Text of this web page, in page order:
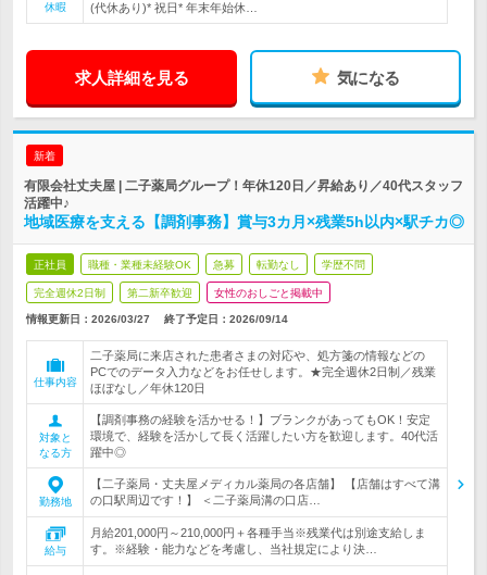
休暇
(代休あり)* 祝日* 年末年始休…
求人詳細を見る 気になる
新着
有限会社丈夫屋 | 二子薬局グループ！年休120日／昇給あり／40代スタッフ
活躍中♪
地域医療を支える【調剤事務】賞与3カ月×残業5h以内×駅チカ◎
正社員 職種・業種未経験OK 急募 転勤なし 学歴不問
完全週休2日制 第二新卒歓迎 女性のおしごと掲載中
情報更新日：2026/03/27 終了予定日： 2026/09/14
仕事内容
二子薬局に来店された患者さまの対応や、処方箋の情報などの
PCでのデータ入力などをお任せします。★完全週休2日制／残業
ほぼなし／年休120日
対象と
なる方
【調剤事務の経験を活かせる！】ブランクがあってもOK！安定
環境で、経験を活かして長く活躍したい方を歓迎します。40代活
躍中◎
勤務地
【二子薬局・丈夫屋メディカル薬局の各店舗】 【店舗はすべて溝
の口駅周辺です！】 ＜二子薬局溝の口店…
給与
月給201,000円～210,000円＋各種手当※残業代は別途支給しま
す。※経験・能力などを考慮し、当社規定により決…